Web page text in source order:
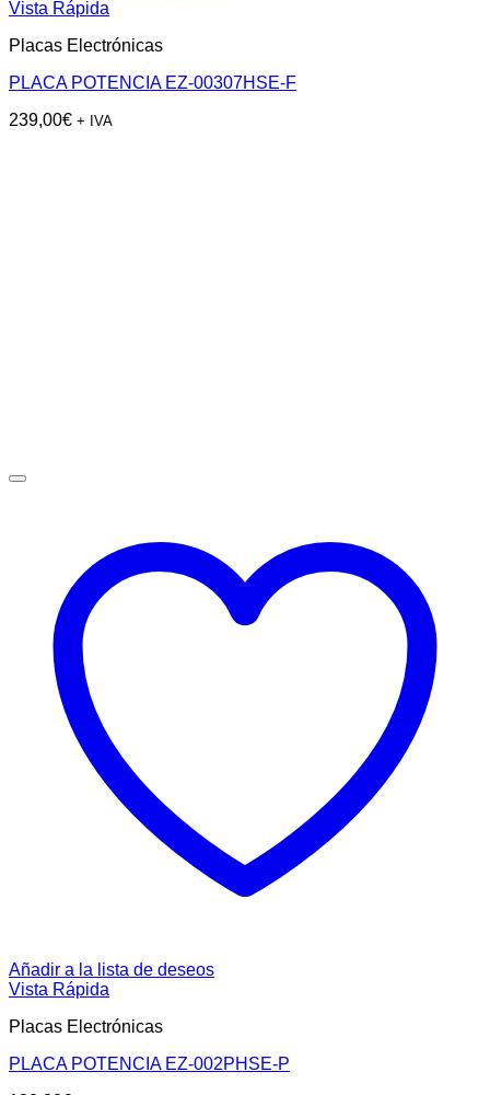
Vista Rápida
Placas Electrónicas
PLACA POTENCIA EZ-00307HSE-F
239,00€ + IVA
Añadir a la lista de deseos
Vista Rápida
Placas Electrónicas
PLACA POTENCIA EZ-002PHSE-P